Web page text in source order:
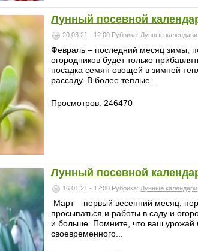
Лунный посевной
20.03.21 - 12:00 Рубрика: Лунные календари
Февраль – последний месяц зимы,
огородников будет только
посадка семян овощей в зимней
рассаду. В более теплые...
Просмотров: 246470
Лунный посевной
16.01.21 - 12:00 Рубрика: Лунные календари
Март – первый весенний месяц,
просыпаться и работы в саду и
и больше. Помните, что ваш урожай
своевременного...